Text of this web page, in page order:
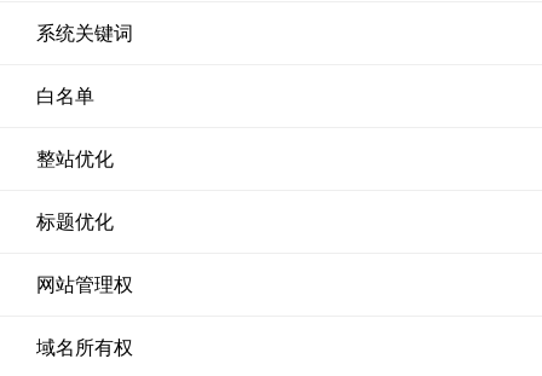
系统关键词
白名单
整站优化
标题优化
网站管理权
域名所有权